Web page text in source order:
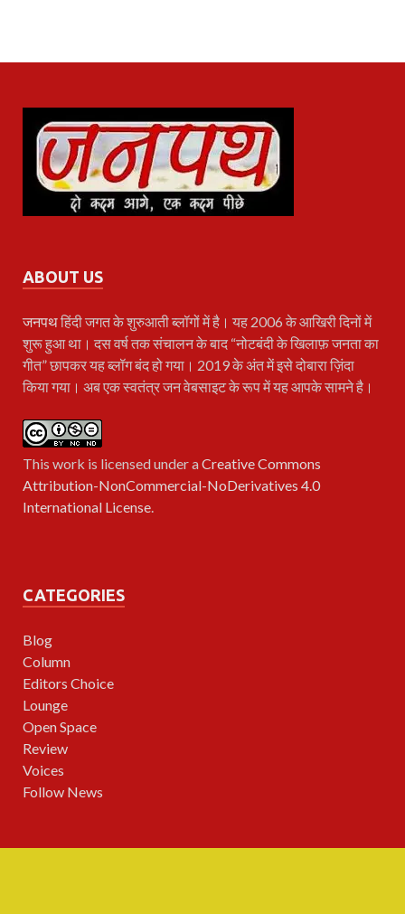
ABOUT US
जनपथहिंदी जगत के शुरुआती ब्लॉगों में है। यह 2006 के आखिरी दिनों में
शुरू हुआ था। दस वर्ष तक संचालन के बाद “नोटबंदी के खिलाफ़ जनता का
गीत” छापकर यह ब्लॉग बंद हो गया। 2019 के अंत में इसे दोबारा ज़िंदा
किया गया। अब एक स्वतंत्र जन वेबसाइट के रूप में यह आपके सामने है।
This work is licensed under aCreative Commons
Attribution-NonCommercial-NoDerivatives 4.0
International License
CATEGORIES
Blog
Column
Editors Choice
Lounge
Open Space
Review
Voices
Follow News